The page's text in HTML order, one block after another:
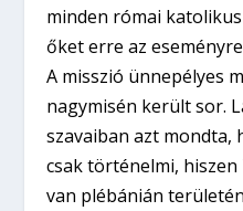
minden római
őket erre az
A misszió ünnepélyes
nagymisén került sor.
szavaiban azt mondta,
csak történelmi,
van plébánián